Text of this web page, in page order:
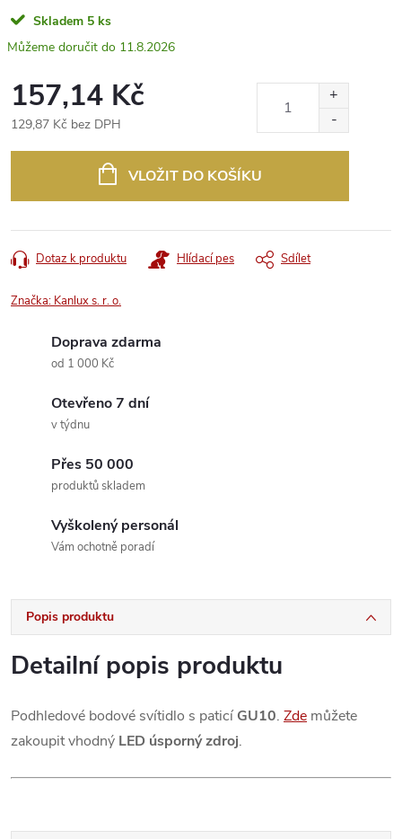
Skladem 5 ks
11.8.2026
157,14 Kč
129,87 Kč bez DPH
VLOŽIT DO KOŠÍKU
Dotaz k produktu Hlídací pes Sdílet
Značka: Kanlux s. r. o.
Doprava zdarma
od 1 000 Kč
Otevřeno 7 dní
v týdnu
Přes 50 000
produktů skladem
Vyškolený personál
Vám ochotně poradí
Popis produktu
Detailní popis produktu
Podhledové bodové svítidlo s paticí GU10. Zde můžete
zakoupit vhodný LED úsporný zdroj.